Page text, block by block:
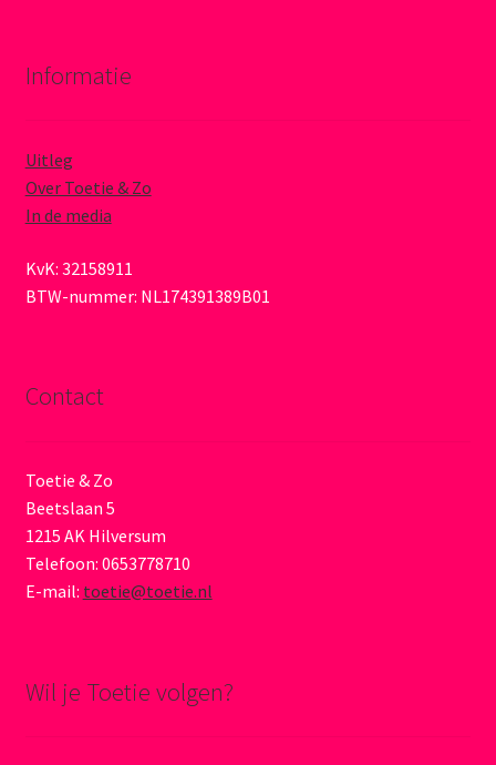
Informatie
Uitleg
Over Toetie & Zo
In de media
KvK: 32158911
BTW-nummer: NL174391389B01
Contact
Toetie & Zo
Beetslaan 5
1215 AK Hilversum
Telefoon: 0653778710
E-mail: toetie@toetie.nl
Wil je Toetie volgen?